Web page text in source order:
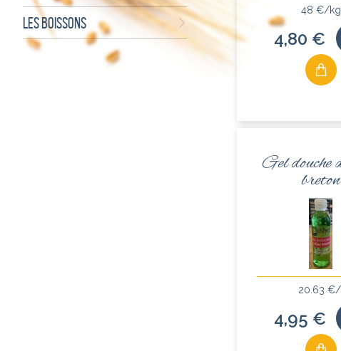
LES BOISSONS
48 €/kg
4,80 €
Gel douche
breton
20.63 €/l
4,95 €